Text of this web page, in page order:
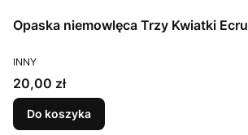
Opaska niemowlęca Trzy Kwiatki Ecru
PRODUCENT
INNY
Cena
20,00 zł
Do koszyka